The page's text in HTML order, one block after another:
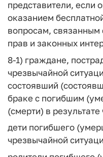
представители, если
оказанием
вопросам, связанным
прав и законных
8-1) граждане,
чрезвычайной
состоявший
браке с погибшим
(смерти) в
дети погибшего
чрезвычайной